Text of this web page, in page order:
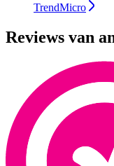
TrendMicro
Reviews van